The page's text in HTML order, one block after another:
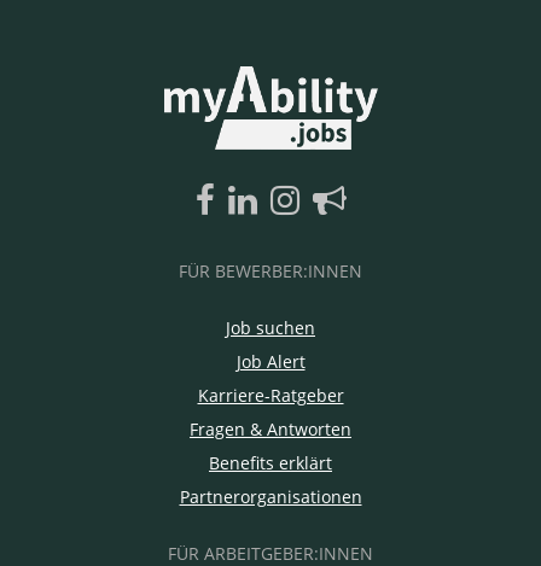
FÜR BEWERBER:INNEN
Job suchen
Job Alert
Karriere-Ratgeber
Fragen & Antworten
Benefits erklärt
Partnerorganisationen
FÜR ARBEITGEBER:INNEN